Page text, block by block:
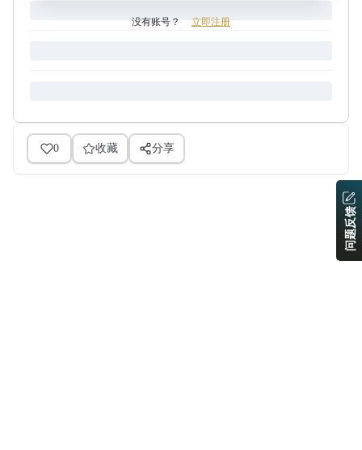
没有账号？ 立即注册
0 收藏 分享
问题反馈